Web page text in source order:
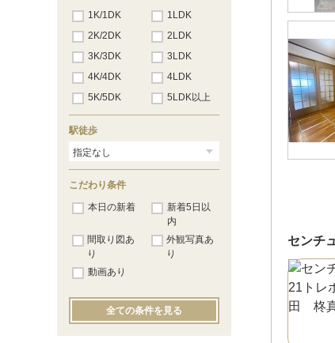
センチ
和泉鳥取
山中渓 （4）
1K/1DK
1LDK
2K/2DK
2LDK
3K/3DK
3LDK
4K/4DK
4LDK
5K/5DK
5LDK以上
駅徒歩
こだわり条件
本日の新着
新着5日以
内
間取り図あ
り
外観写真あ
り
動画あり
全ての条件を見る